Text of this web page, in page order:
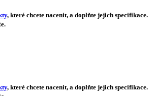
, které chcete nacenit, a doplňte jejich specifikace.
, které chcete nacenit, a doplňte jejich specifikace.